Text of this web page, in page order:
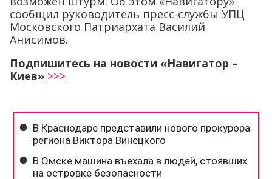
сообщил руководитель пресс-службы УПЦ
Московского Патриархата Василий
Анисимов.
Подпишитесь на новости «Навигатор –
Киев» >>>